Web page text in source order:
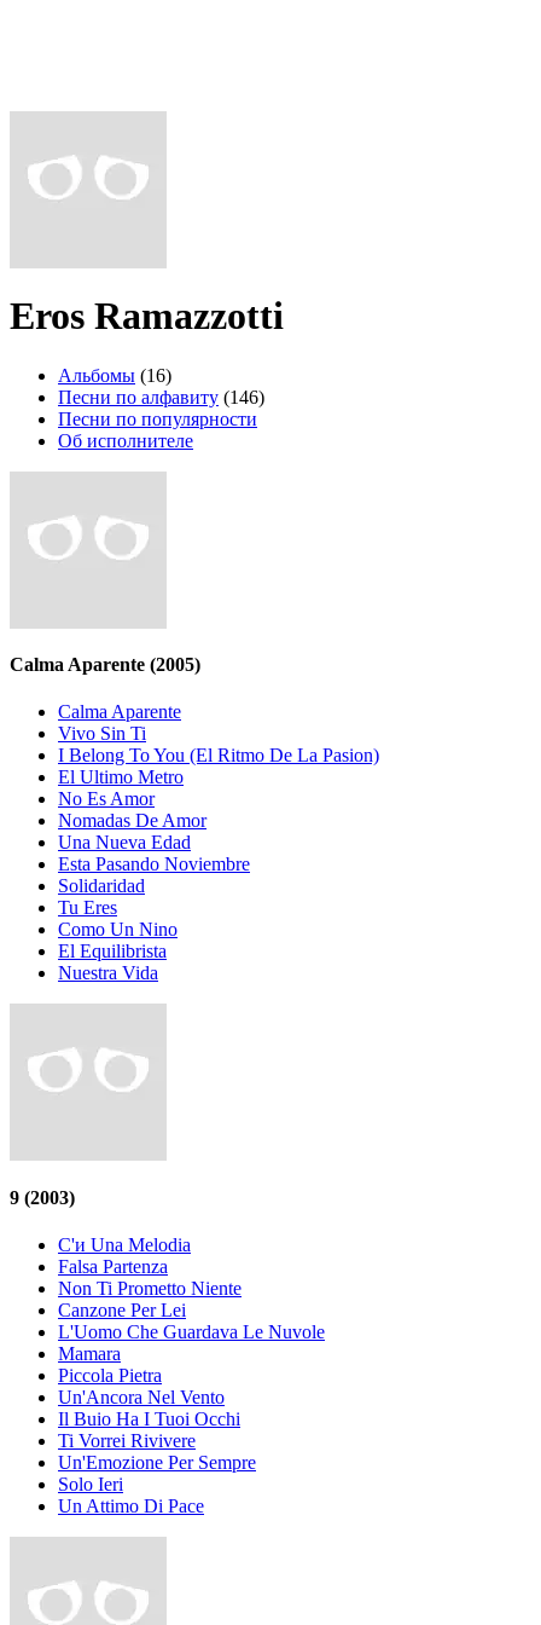
Eros Ramazzotti
Альбомы (16)
Песни по алфавиту (146)
Песни по популярности
Об исполнителе
Calma Aparente (2005)
Calma Aparente
Vivo Sin Ti
I Belong To You (El Ritmo De La Pasion)
El Ultimo Metro
No Es Amor
Nomadas De Amor
Una Nueva Edad
Esta Pasando Noviembre
Solidaridad
Tu Eres
Como Un Nino
El Equilibrista
Nuestra Vida
9 (2003)
C'и Una Melodia
Falsa Partenza
Non Ti Prometto Niente
Canzone Per Lei
L'Uomo Che Guardava Le Nuvole
Mamarа
Piccola Pietra
Un'Ancora Nel Vento
Il Buio Ha I Tuoi Occhi
Ti Vorrei Rivivere
Un'Emozione Per Sempre
Solo Ieri
Un Attimo Di Pace